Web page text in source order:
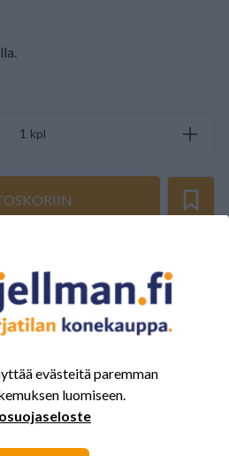
.
kpl
0 Arvostelut
evästeitä paremman
luomiseen.